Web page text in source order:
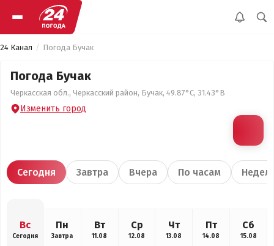
24 Канал Погода Бучак
Погода Бучак
Черкасская обл., Черкасский район, Бучак, 49.87°С, 31.43°В
Изменить город
Сегодня Завтра Вчера По часам
Вс
Сегодня
Пн
Завтра
Вт
11.08
Ср
12.08
Чт
13.08
Пт
14.08
Сб
15.08